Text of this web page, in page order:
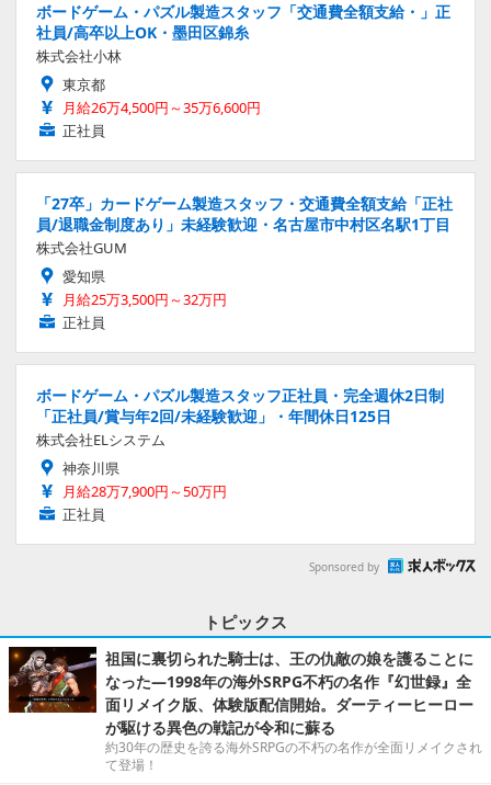
ボードゲーム・パズル製造スタッフ「交通費全額支給・」正
社員/高卒以上OK・墨田区錦糸
株式会社小林
東京都
月給26万4,500円～35万6,600円
正社員
「27卒」カードゲーム製造スタッフ・交通費全額支給「正社
員/退職金制度あり」未経験歓迎・名古屋市中村区名駅1丁目
株式会社GUM
愛知県
月給25万3,500円～32万円
正社員
ボードゲーム・パズル製造スタッフ正社員・完全週休2日制
「正社員/賞与年2回/未経験歓迎」・年間休日125日
株式会社ELシステム
神奈川県
月給28万7,900円～50万円
正社員
Sponsored by
トピックス
祖国に裏切られた騎士は、王の仇敵の娘を護ることに
なった―1998年の海外SRPG不朽の名作『幻世録』全
面リメイク版、体験版配信開始。ダーティーヒーロー
が駆ける異色の戦記が令和に蘇る
約30年の歴史を誇る海外SRPGの不朽の名作が全面リメイクされ
て登場！